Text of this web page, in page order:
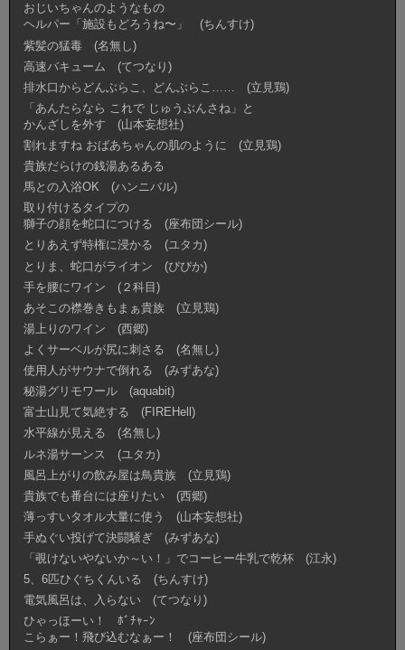
おじいちゃんのようなもの
ヘルパー「施設もどろうね〜」 (ちんすけ)
紫髪の猛毒 (名無し)
高速バキューム (てつなり)
排水口からどんぶらこ、どんぶらこ…… (立見鶏)
「あんたらなら これで じゅうぶんさね」と
かんざしを外す (山本妄想社)
割れますね おばあちゃんの肌のように (立見鶏)
貴族だらけの銭湯あるある
馬との入浴OK (ハンニバル)
取り付けるタイプの
獅子の顔を蛇口につける (座布団シール)
とりあえず特権に浸かる (ユタカ)
とりま、蛇口がライオン (ぴぴか)
手を腰にワイン (２科目)
あそこの襟巻きもまぁ貴族 (立見鶏)
湯上りのワイン (西郷)
よくサーベルが尻に刺さる (名無し)
使用人がサウナで倒れる (みずあな)
秘湯グリモワール (aquabit)
富士山見て気絶する (FIREHell)
水平線が見える (名無し)
ルネ湯サーンス (ユタカ)
風呂上がりの飲み屋は鳥貴族 (立見鶏)
貴族でも番台には座りたい (西郷)
薄っすいタオル大量に使う (山本妄想社)
手ぬぐい投げて決闘騒ぎ (みずあな)
「覗けないやないか～い！」でコーヒー牛乳で乾杯 (江永)
5、6匹ひぐちくんいる (ちんすけ)
電気風呂は、入らない (てつなり)
ひゃっほーい！ ﾎﾞﾁｬｰﾝ
こらぁー！飛び込むなぁー！ (座布団シール)